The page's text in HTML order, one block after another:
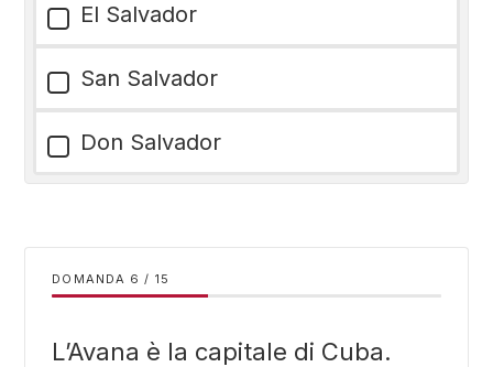
El Salvador
San Salvador
Don Salvador
DOMANDA / 15
L’Avana è la capitale di Cuba.